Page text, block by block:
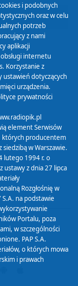
30 01
i podobnych
oraz w celu
potrzeb
z nami
aplikacji
internetu
Korzystanie z
ustawień dotyczących
urządzenia.
prywatności
element Serwisów
których producentem
siedzibą w Warszawie.
lutego 1994 r. o
ustawy z dnia 27 lipca
Rozgłośnię w
S.A. na podstawie
Portalu, poza
w szczególności
PAP S.A.
o których mowa
i prawach